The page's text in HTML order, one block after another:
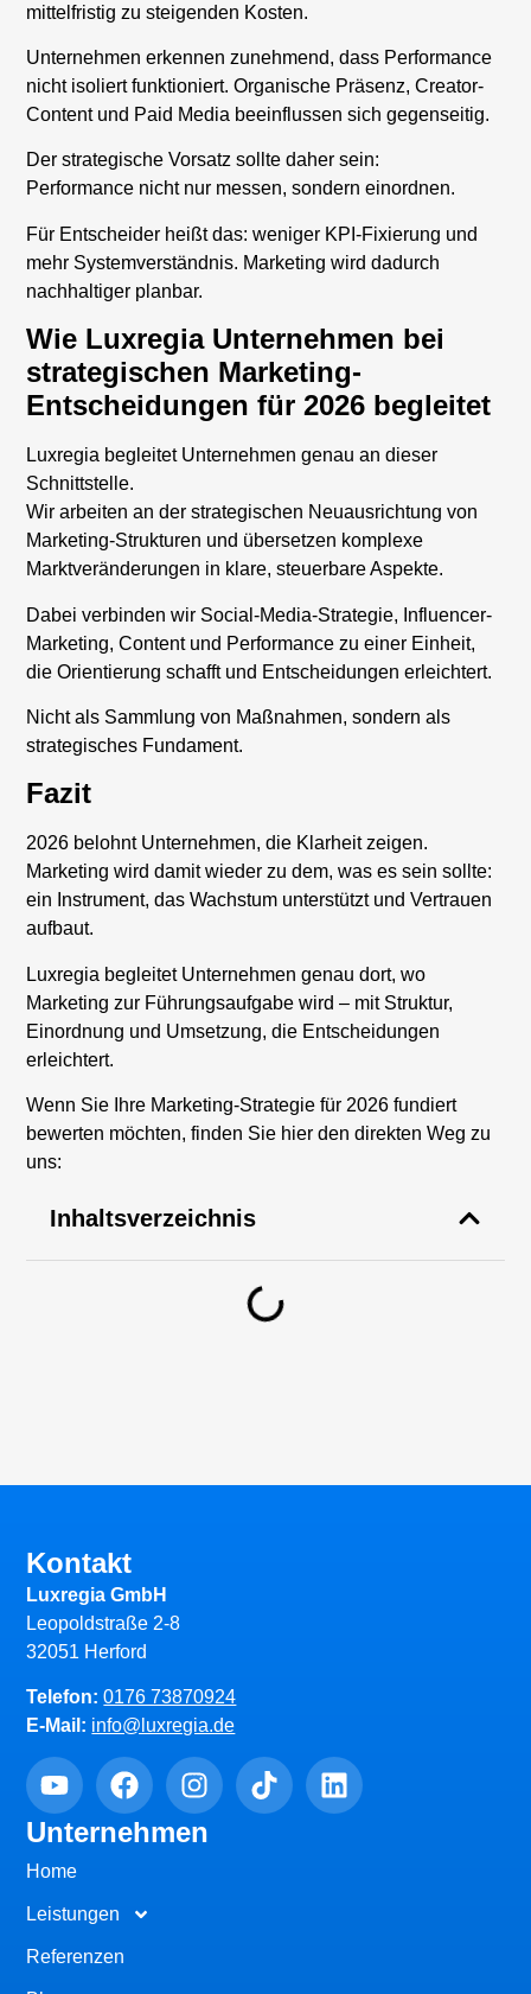
mittelfristig zu steigenden Kosten.
Unternehmen erkennen zunehmend, dass Performance
nicht isoliert funktioniert. Organische Präsenz, Creator-
Content und Paid Media beeinflussen sich gegenseitig.
Der strategische Vorsatz sollte daher sein:
Performance nicht nur messen, sondern einordnen.
Für Entscheider heißt das: weniger KPI-Fixierung und
mehr Systemverständnis. Marketing wird dadurch
nachhaltiger planbar.
Wie Luxregia Unternehmen bei
strategischen Marketing-
Entscheidungen für 2026 begleitet
Luxregia begleitet Unternehmen genau an dieser
Schnittstelle.
Wir arbeiten an der strategischen Neuausrichtung von
Marketing-Strukturen und übersetzen komplexe
Marktveränderungen in klare, steuerbare Aspekte.
Dabei verbinden wir Social-Media-Strategie, Influencer-
Marketing, Content und Performance zu einer Einheit,
die Orientierung schafft und Entscheidungen erleichtert.
Nicht als Sammlung von Maßnahmen, sondern als
strategisches Fundament.
Fazit
2026 belohnt Unternehmen, die Klarheit zeigen.
Marketing wird damit wieder zu dem, was es sein sollte:
ein Instrument, das Wachstum unterstützt und Vertrauen
aufbaut.
Luxregia begleitet Unternehmen genau dort, wo
Marketing zur Führungsaufgabe wird – mit Struktur,
Einordnung und Umsetzung, die Entscheidungen
erleichtert.
Wenn Sie Ihre Marketing-Strategie für 2026 fundiert
bewerten möchten, finden Sie hier den direkten Weg zu
uns:
Inhaltsverzeichnis
Kontakt
Luxregia GmbH
Leopoldstraße 2-8
32051 Herford
Telefon:0176 73870924
E-Mail: info@luxregia.de
Unternehmen
Home
Leistungen
Referenzen